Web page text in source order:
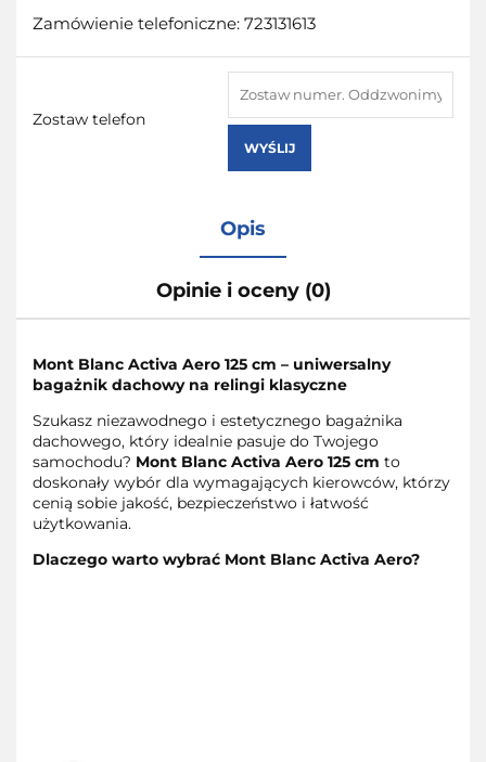
Zamówienie telefoniczne: 723131613
Zostaw telefon
WYŚLIJ
Opis
Opinie i oceny (0)
Mont Blanc Activa Aero 125 cm – uniwersalny
bagażnik dachowy na relingi klasyczne
Szukasz niezawodnego i estetycznego bagażnika
dachowego, który idealnie pasuje do Twojego
samochodu? Mont Blanc Activa Aero 125 cm to
doskonały wybór dla wymagających kierowców, którzy
cenią sobie jakość, bezpieczeństwo i łatwość
użytkowania.
Dlaczego warto wybrać Mont Blanc Activa Aero?